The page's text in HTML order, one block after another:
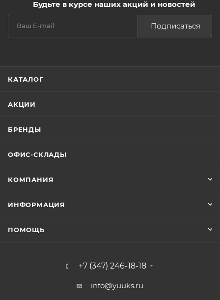
Будьте в курсе наших акций и новостей
Подписаться
КАТАЛОГ
АКЦИИ
БРЕНДЫ
ОФИС-СКЛАДЫ
КОМПАНИЯ
ИНФОРМАЦИЯ
ПОМОЩЬ
+7 (347) 246-18-18
info@yuuks.ru